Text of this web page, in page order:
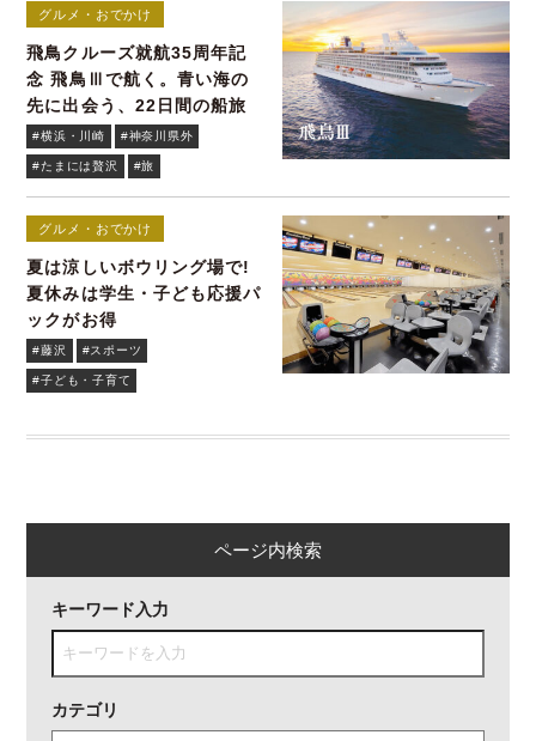
グルメ・おでかけ
飛鳥クルーズ就航35周年記
念 飛鳥Ⅲで航く。青い海の
先に出会う、22日間の船旅
#横浜・川崎 #神奈川県外
#たまには贅沢 #旅
グルメ・おでかけ
夏は涼しいボウリング場で!
夏休みは学生・子ども応援パ
ックがお得
#藤沢 #スポーツ
#子ども・子育て
ページ内検索
キーワード入力
カテゴリ